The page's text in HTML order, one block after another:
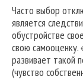
Часто выбор
является
обустройстве
свою самооценку.
развивает такой
(чувство